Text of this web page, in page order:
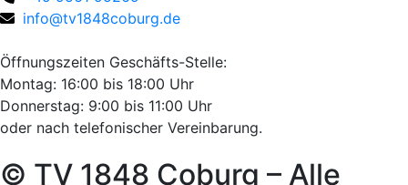
info@tv1848coburg.de
Öffnungszeiten Geschäfts-Stelle:
Montag: 16:00 bis 18:00 Uhr
Donnerstag: 9:00 bis 11:00 Uhr
oder nach telefonischer Vereinbarung.
© TV 1848 Coburg – Alle